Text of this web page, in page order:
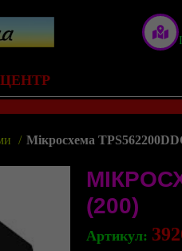
Мікросхема
(200)
Артикул: